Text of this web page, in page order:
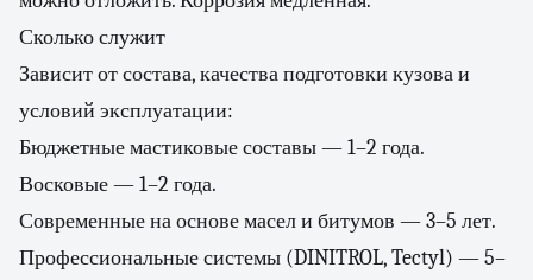
Сколько служит
Зависит от состава, качества подготовки кузова и
условий эксплуатации:
Бюджетные мастиковые составы — 1–2 года.
Восковые — 1–2 года.
Современные на основе масел и битумов — 3–5 лет.
Профессиональные системы (DINITROL, Tectyl) — 5–